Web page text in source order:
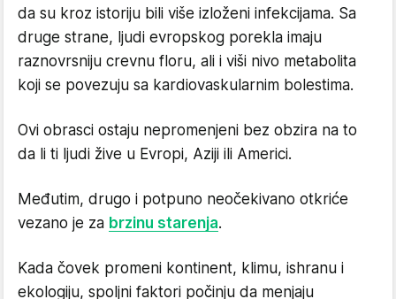
da su kroz istoriju bili više izloženi infekcijama. Sa
druge strane, ljudi evropskog porekla imaju
raznovrsniju crevnu floru, ali i viši nivo metabolita
koji se povezuju sa kardiovaskularnim bolestima.
Ovi obrasci ostaju nepromenjeni bez obzira na to
da li ti ljudi žive u Evropi, Aziji ili Americi.
Međutim, drugo i potpuno neočekivano otkriće
vezano je za brzinu starenja.
Kada čovek promeni kontinent, klimu, ishranu i
ekologiju, spoljni faktori počinju da menjaju